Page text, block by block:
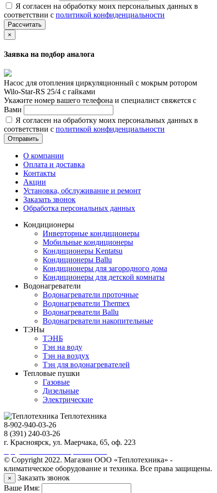
Я согласен на обработку моих персональных данных в
соответствии с политикой конфиденциальности
Рассчитать
×
Заявка на подбор аналога
Насос для отопления циркуляционный с мокрым ротором
Wilo-Star-RS 25/4 с гайками
Укажите номер вашего телефона и специалист свяжется с
Вами
Я согласен на обработку моих персональных данных в
соответствии с политикой конфиденциальности
Отправить
О компании
Оплата и доставка
Контакты
Акции
Установка, обслуживание и ремонт
Заказать звонок
Обработка персональных данных
Кондиционеры
Инверторные кондиционеры
Мобильные кондиционеры
Кондиционеры Kentatsu
Кондиционеры Ballu
Кондиционеры для загородного дома
Кондиционеры для детской комнаты
Водонагреватели
Водонагреватели проточные
Водонагреватели Thermex
Водонагреватели Ballu
Водонагреватели накопительные
ТЭНы
ТЭНБ
Тэн на воду
Тэн на воздух
Тэн для водонагревателей
Тепловые пушки
Газовые
Дизельные
Электрические
Теплотехника
8-902-940-03-26
8 (391) 240-03-26
г. Красноярск, ул. Маерчака, 65, оф. 223
© Copyright 2022. Магазин ООО «Теплотехника» -
климатическое оборудование и техника. Все права защищены.
×
Заказать звонок
Ваше Имя: